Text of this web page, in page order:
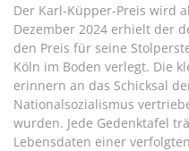
Der Karl-Küpper-Preis wird
Dezember 2024 erhielt der
den Preis für seine
Köln im Boden verlegt. Die
erinnern an das Schicksal
Nationalsozialismus
wurden. Jede Gedenktafel
Lebensdaten einer